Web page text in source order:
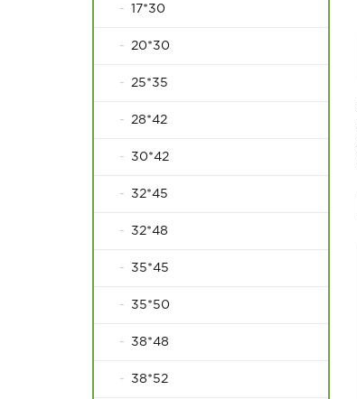
17*30
20*30
25*35
28*42
30*42
32*45
32*48
35*45
35*50
38*48
38*52